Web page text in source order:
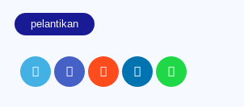
pelantikan